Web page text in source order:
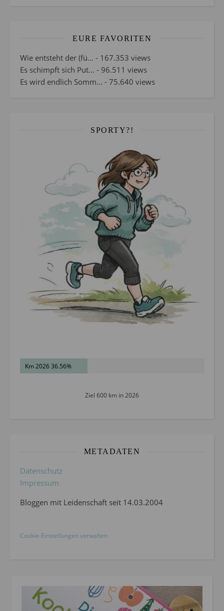
EURE FAVORITEN
Wie entsteht der (fü... - 167.353 views
Es schimpft sich Put... - 96.511 views
Es wird endlich Somm... - 75.640 views
SPORTY?!
Km 2026 36.56%
Ziel 600 km in 2026
METADATEN
Datenschutz
Impressum
Bloggen mit Leidenschaft seit 14.03.2004
Cookie-Einstellungen verwalten